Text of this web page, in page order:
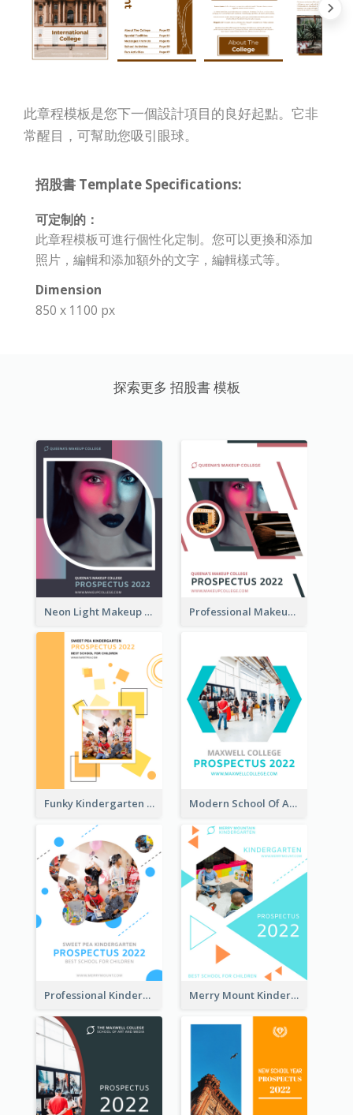
此章程模板是您下一個設計項目的良好起點。它非
常醒目，可幫助您吸引眼球。
招股書 Template Specifications:
可定制的：
此章程模板可進行個性化定制。您可以更換和添加
照片，編輯和添加額外的文字，編輯樣式等。
Dimension
850 x 1100 px
探索更多 招股書 模板
Neon Light Makeup School Prospectus Professional Makeup School Prospectus
Funky Kindergarten Prospectus Modern School Of Art Prospectus
Professional Kindergarten Prospectus Merry Mount Kindergarten Prospectus